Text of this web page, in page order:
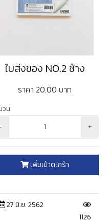
ใบส่งของ NO.2 ช้าง
ราคา 20.00 บาท
วน
+
เพิ่มเข้าตะกร้า
27 มิ.ย. 2562
1126